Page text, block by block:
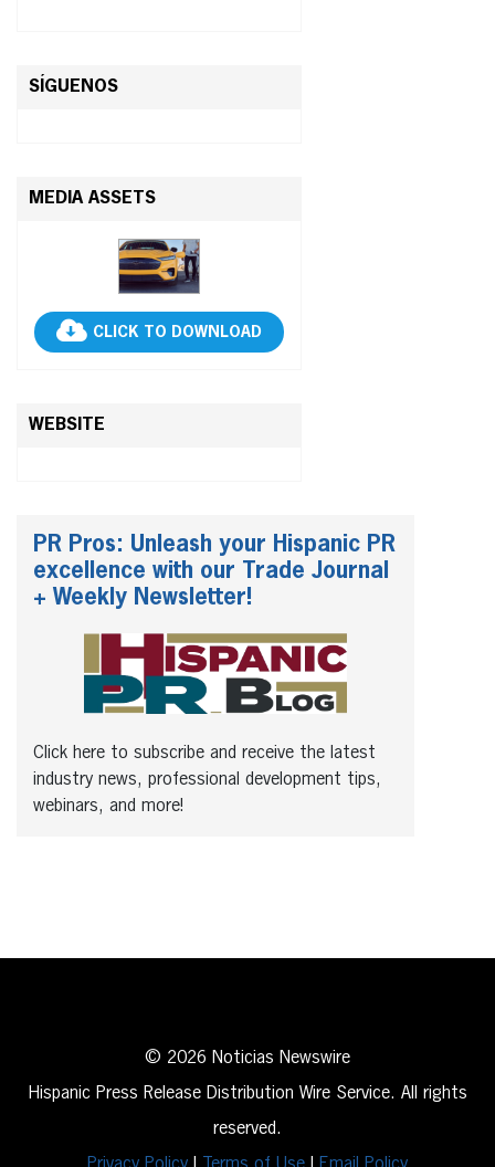
SÍGUENOS
MEDIA ASSETS
CLICK TO DOWNLOAD
WEBSITE
PR Pros: Unleash your Hispanic PR
excellence with our Trade Journal
+ Weekly Newsletter!
Click here to subscribe and receive the latest
industry news, professional development tips,
webinars, and more!
© 2026 Noticias Newswire
Hispanic Press Release Distribution Wire Service. All rights
reserved.